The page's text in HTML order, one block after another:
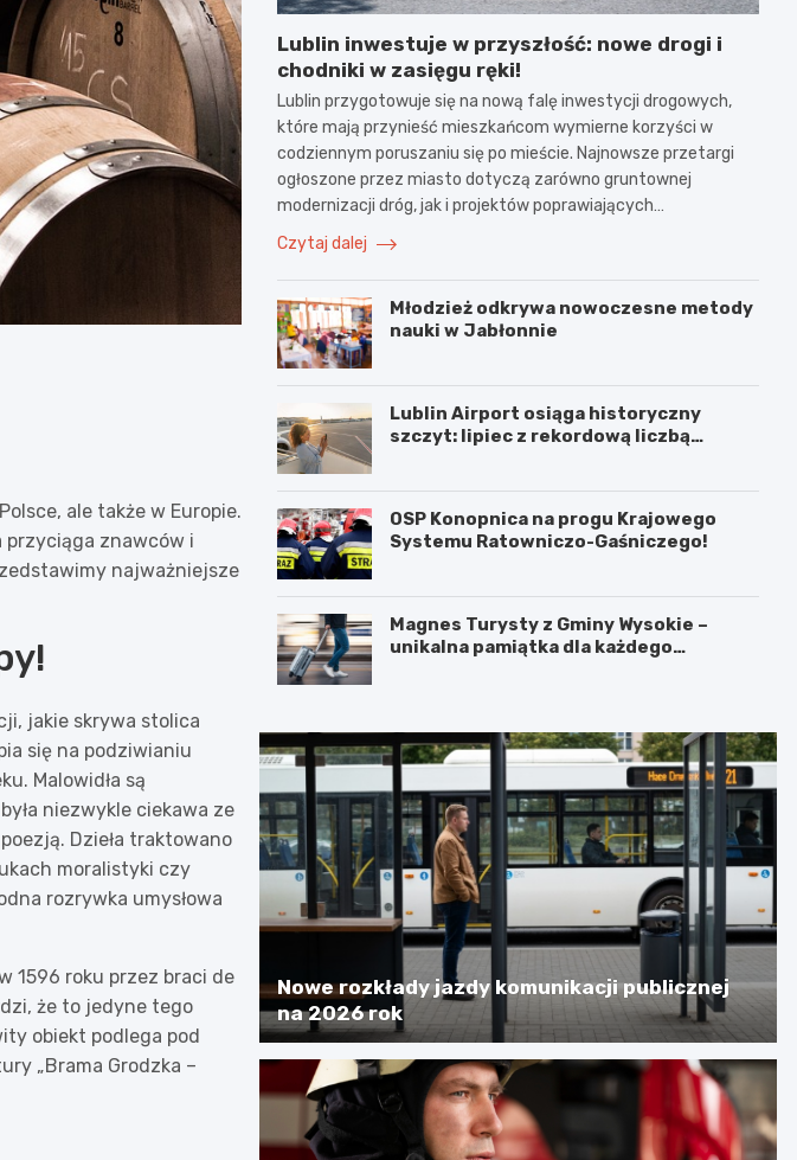
ale także w Europie.
znawców i
najważniejsze
jakie skrywa stolica
się na podziwianiu
Malowidła są
niezwykle ciekawa ze
Dzieła traktowano
moralistyki czy
rozrywka umysłowa
1596 roku przez braci de
że to jedyne tego
obiekt podlega pod
„Brama Grodzka –
Lublin inwestuje w przyszłość: nowe drogi i
chodniki w zasięgu ręki!
Lublin przygotowuje się na nową falę inwestycji drogowych,
które mają przynieść mieszkańcom wymierne korzyści w
codziennym poruszaniu się po mieście. Najnowsze przetargi
ogłoszone przez miasto dotyczą zarówno gruntownej
modernizacji dróg, jak i projektów poprawiających…
Czytaj dalej
Młodzież odkrywa nowoczesne metody
nauki w Jabłonnie
Lublin Airport osiąga historyczny
szczyt: lipiec z rekordową liczbą
OSP Konopnica na progu Krajowego
Systemu Ratowniczo-Gaśniczego!
Magnes Turysty z Gminy Wysokie –
unikalna pamiątka dla każdego
Nowe rozkłady jazdy komunikacji publicznej
na 2026 rok